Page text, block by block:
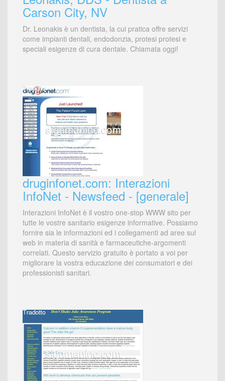
Carson City, NV
Dr. Leonakis è un dentista, la cui pratica offre servizi
come impianti dentali, endodonzia, protesi protesi e
speciali esigenze di cura dentale. Chiamata oggi!
druginfonet.com: Interazioni
InfoNet - Newsfeed - [generale]
Interazioni InfoNet è il vostro one-stop WWW sito per
tutte le vostre sanitario esigenze informative. Possiamo
fornire sia le informazioni ed i collegamenti ad aree sul
web in materia di sanità e farmaceutiche-argomenti
correlati. Questo servizio gratuito è portato a voi per
migliorare la vostra educazione dei consumatori e dei
professionisti sanitari.